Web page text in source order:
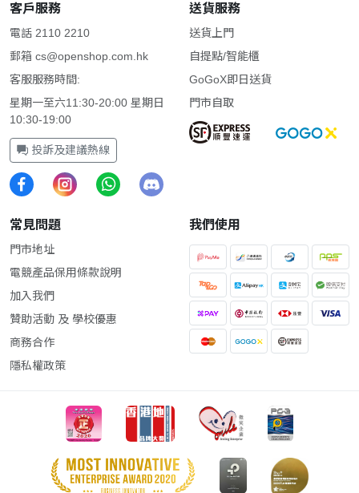
客戶服務
電話 2110 2210
郵箱 cs@openshop.com.hk
客服服務時間:
星期一至六11:30-20:00 星期日
10:30-19:00
投訴及建議熱線
送貨服務
送貨上門
自提點/智能櫃
GoGoX即日送貨
門市自取
常見問題
門市地址
電競產品保用條款說明
加入我們
贊助活動 及 學校優惠
商務合作
隱私權政策
我們使用